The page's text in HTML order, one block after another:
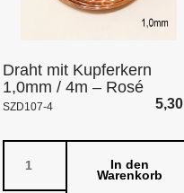
Draht mit Kupferkern
1,0mm / 4m – Rosé
SZD107-4 5,30
In den
Warenkorb